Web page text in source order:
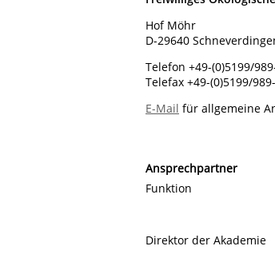
Hof Möhr
D-29640
Telefon +49-(0)5199/
Telefax +49-(0)5199/
E-Mail für allgemeine
Ansprechpartner
Funktion
Direktor der Akademie